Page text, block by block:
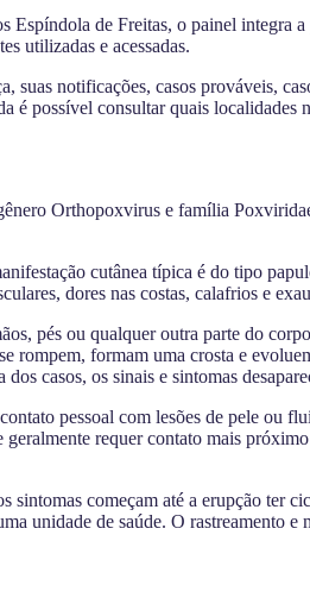
de Freitas, o painel
utilizadas e acessadas.
suas notificações, casos prováveis,
é possível consultar quais
Orthopoxvirus e família
cutânea típica é do tipo
dores nas costas, calafrios e
pés ou qualquer outra parte do
rompem, formam uma crosta e
casos, os sinais e sintomas
pessoal com lesões de pele ou
requer contato mais
sintomas começam até a erupção ter
unidade de saúde. O rastreamento